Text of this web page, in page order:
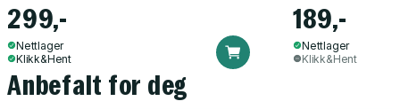
299,-
Nettlager
Klikk&Hent
189,-
Nettlager
Klikk&Hent
Anbefalt for deg